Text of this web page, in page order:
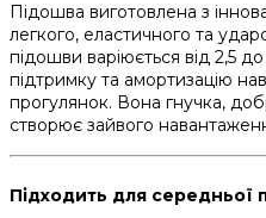
Підошва виготовлена з
легкого, еластичного та
підошви варіюється від 2,5
підтримку та амортизацію
прогулянок. Вона гнучка,
створює зайвого
Підходить для середньої